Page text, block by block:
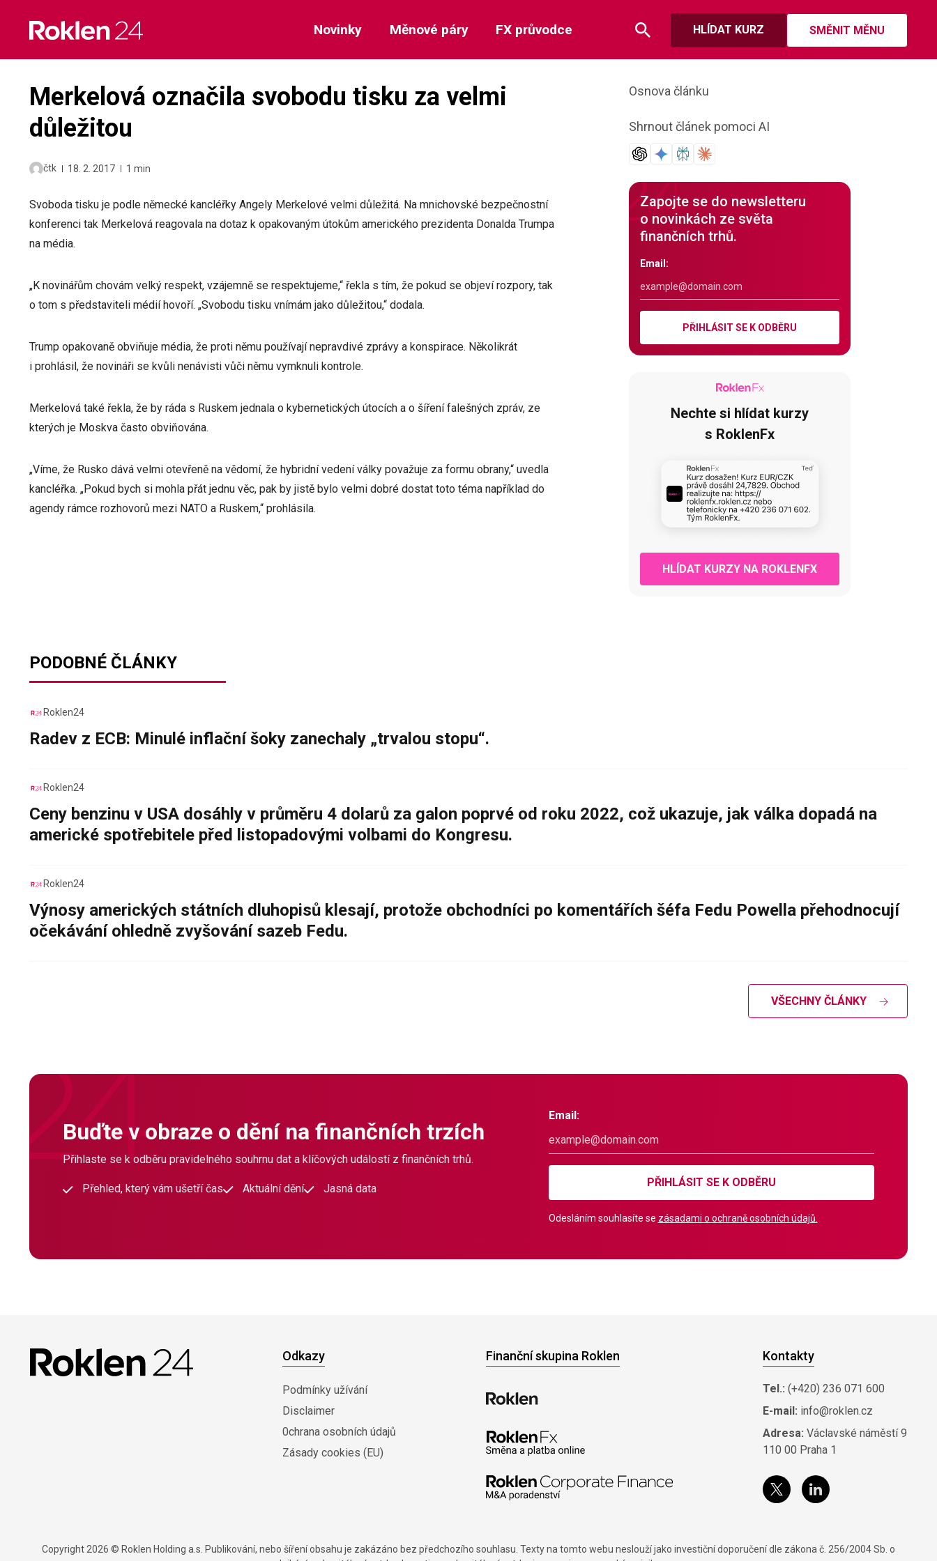
content
HLÍDAT KURZ SMĚNIT MĚNU
Novinky Měnové páry FX průvodce
Merkelová označila svobodu tisku za velmi
důležitou
čtk 18. 2. 2017 1 min
Svoboda tisku je podle německé kancléřky Angely Merkelové velmi důležitá. Na mnichovské bezpečnostní
konferenci tak Merkelová reagovala na dotaz k opakovaným útokům amerického prezidenta Donalda Trumpa
na média.
„K novinářům chovám velký respekt, vzájemně se respektujeme,“ řekla s tím, že pokud se objeví rozpory, tak
o tom s představiteli médií hovoří. „Svobodu tisku vnímám jako důležitou,“ dodala.
Trump opakovaně obviňuje média, že proti němu používají nepravdivé zprávy a konspirace. Několikrát
i prohlásil, že novináři se kvůli nenávisti vůči němu vymknuli kontrole.
Merkelová také řekla, že by ráda s Ruskem jednala o kybernetických útocích a o šíření falešných zpráv, ze
kterých je Moskva často obviňována.
„Víme, že Rusko dává velmi otevřeně na vědomí, že hybridní vedení války považuje za formu obrany,“ uvedla
kancléřka. „Pokud bych si mohla přát jednu věc, pak by jistě bylo velmi dobré dostat toto téma například do
agendy rámce rozhovorů mezi NATO a Ruskem,“ prohlásila.
Osnova článku
Shrnout článek pomoci AI
Zapojte se do newsletteru
o novinkách ze světa
finančních trhů.
Email:
PŘIHLÁSIT SE K ODBĚRU
Nechte si hlídat kurzy
s RoklenFx
HLÍDAT KURZY NA ROKLENFX
PODOBNÉ ČLÁNKY
Roklen24
Radev z ECB: Minulé inflační šoky zanechaly „trvalou stopu“.
Roklen24
Ceny benzinu v USA dosáhly v průměru 4 dolarů za galon poprvé od roku 2022, což ukazuje, jak válka dopadá na
americké spotřebitele před listopadovými volbami do Kongresu.
Roklen24
Výnosy amerických státních dluhopisů klesají, protože obchodníci po komentářích šéfa Fedu Powella přehodnocují
očekávání ohledně zvyšování sazeb Fedu.
VŠECHNY ČLÁNKY
Buďte v obraze o dění na finančních trzích
Přihlaste se k odběru pravidelného souhrnu dat a klíčových událostí z finančních trhů.
Přehled, který vám ušetří čas Aktuální dění Jasná data
Email:
PŘIHLÁSIT SE K ODBĚRU
Odesláním souhlasíte se zásadami o ochraně osobních údajů.
Odkazy
Podmínky užívání
Disclaimer
0chrana osobních údajů
Zásady cookies (EU)
Finanční skupina Roklen Kontakty
Tel.: (+420) 236 071 600
E-mail: info@roklen.cz
Adresa: Václavské náměstí 9
110 00 Praha 1
Copyright 2026 © Roklen Holding a.s. Publikování, nebo šíření obsahu je zakázáno bez předchozího souhlasu. Texty na tomto webu neslouží jako investiční doporučení dle zákona č. 256/2004 Sb. o